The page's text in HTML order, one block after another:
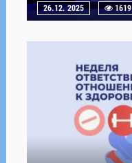
26.12. 2025 1619